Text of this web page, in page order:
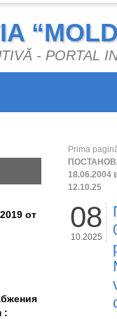
- PORTAL
от
:
Prima
18.06.2004
12.10.25
08
10.2025